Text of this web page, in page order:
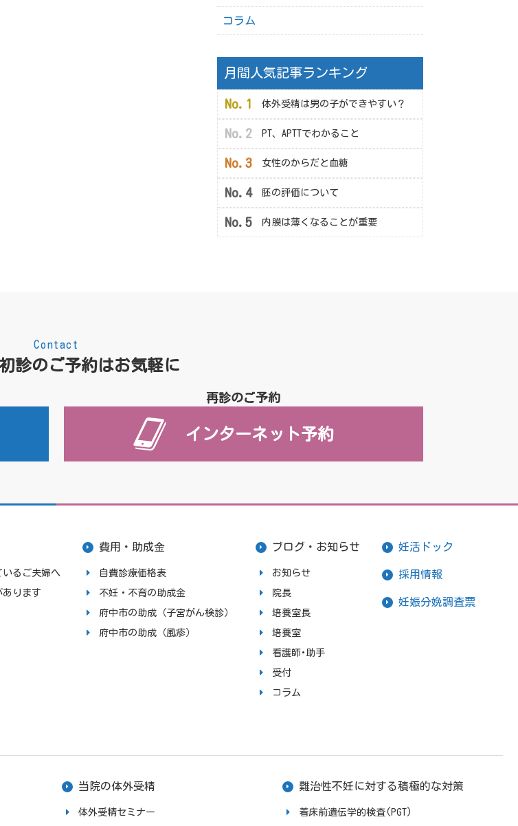
コラム
月間人気記事ランキング
体外受精は男の子ができやすい？
PT、APTTでわかること
女性のからだと血糖
胚の評価について
内膜は薄くなることが重要
診のご予約はお気軽に
Contact
再診のご予約
インターネット予約
いるご夫婦へ
あります
費用・助成金
自費診療価格表
不妊・不育の助成金
府中市の助成（子宮がん検診）
府中市の助成（風疹）
ブログ・お知らせ
お知らせ
院長
培養室長
培養室
看護師･助手
受付
コラム
妊活ドック
採用情報
妊娠分娩調査票
当院の体外受精
体外受精セミナー
難治性不妊に対する積極的な対策
着床前遺伝学的検査(PGT)